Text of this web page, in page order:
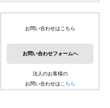
お問い合わせはこちら
お問い合わせフォームへ
法人のお客様の
お問い合わせは こちら